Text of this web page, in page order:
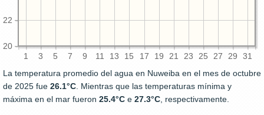
1 3 5 7 9 11 13 15 17 19 21 23 25 27 29 31
20
22
La temperatura promedio del agua en Nuweiba en el mes de octubre
de 2025 fue 26.1°C. Mientras que las temperaturas mínima y
máxima en el mar fueron 25.4°C e 27.3°C, respectivamente.